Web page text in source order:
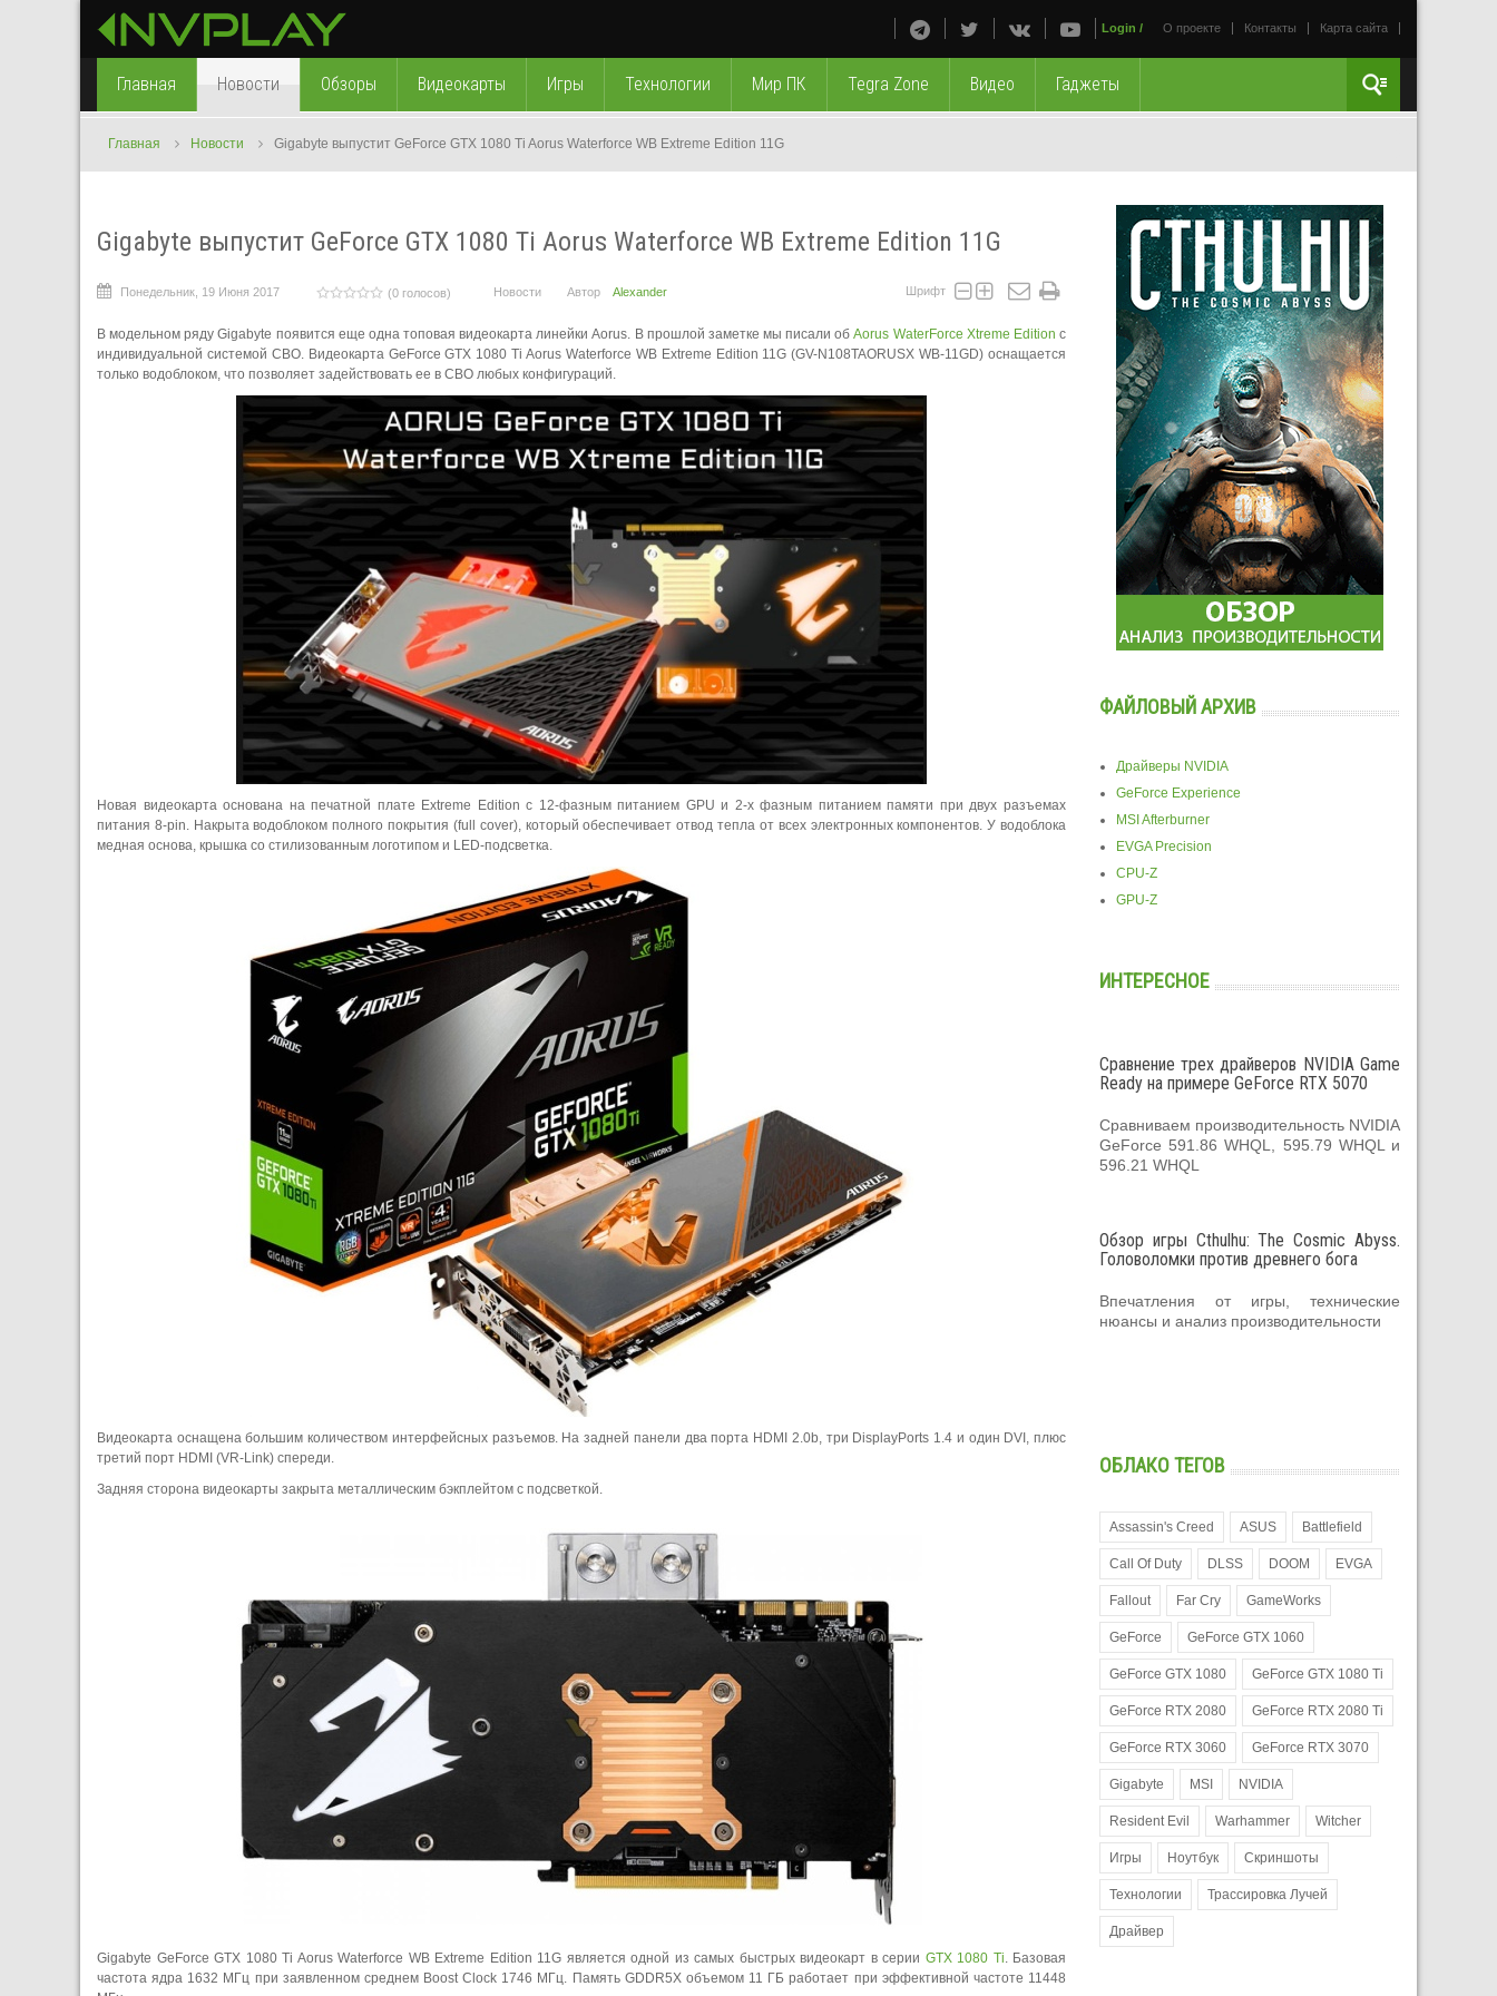
О проекте Контакты Карта сайта
Login /
Главная Новости Обзоры Видеокарты Игры Технологии Мир ПК Tegra Zone Видео Гаджеты
Главная Новости Gigabyte выпустит GeForce GTX 1080 Ti Aorus Waterforce WB Extreme Edition 11G
Gigabyte выпустит GeForce GTX 1080 Ti Aorus Waterforce WB Extreme Edition 11G
Понедельник, 19 Июня 2017 (0 голосов) Новости Автор Alexander Шрифт
В модельном ряду Gigabyte появится еще одна топовая видеокарта линейки Aorus. В прошлой заметке мы писали обAorus WaterForce Xtreme Edition с
индивидуальной системой СВО. Видеокарта GeForce GTX 1080 Ti Aorus Waterforce WB Extreme Edition 11G (GV-N108TAORUSX WB-11GD) оснащается
только водоблоком, что позволяет задействовать ее в СВО любых конфигураций.
Новая видеокарта основана на печатной плате Extreme Edition с 12-фазным питанием GPU и 2-х фазным питанием памяти при двух разъемах
питания 8-pin. Накрыта водоблоком полного покрытия (full cover), который обеспечивает отвод тепла от всех электронных компонентов. У водоблока
медная основа, крышка со стилизованным логотипом и LED-подсветка.
Видеокарта оснащена большим количеством интерфейсных разъемов. На задней панели два порта HDMI 2.0b, три DisplayPorts 1.4 и один DVI, плюс
третий порт HDMI (VR-Link) спереди.
Задняя сторона видеокарты закрыта металлическим бэкплейтом с подсветкой.
Gigabyte GeForce GTX 1080 Ti Aorus Waterforce WB Extreme Edition 11G является одной из самых быстрых видеокарт в серии GTX 1080 Ti. Базовая
частота ядра 1632 МГц при заявленном среднем Boost Clock 1746 МГц. Память GDDR5X объемом 11 ГБ работает при эффективной частоте 11448
ФАЙЛОВЫЙ АРХИВ
Драйверы NVIDIA
GeForce Experience
MSI Afterburner
EVGA Precision
CPU-Z
GPU-Z
ИНТЕРЕСНОЕ
Сравнение трех драйверов NVIDIA Game
Ready на примере GeForce RTX 5070
Сравниваем производительность NVIDIA
GeForce 591.86 WHQL, 595.79 WHQL и
596.21 WHQL
Обзор игры Cthulhu: The Cosmic Abyss.
Головоломки против древнего бога
Впечатления от игры, технические
нюансы и анализ производительности
ОБЛАКО ТЕГОВ
Assassin's Creed ASUS Battlefield
Call Of Duty DLSS DOOM EVGA
Fallout Far Cry GameWorks
GeForce GeForce GTX 1060
GeForce GTX 1080 GeForce GTX 1080 Ti
GeForce RTX 2080 GeForce RTX 2080 Ti
GeForce RTX 3060 GeForce RTX 3070
Gigabyte MSI NVIDIA
Resident Evil Warhammer Witcher
Игры Ноутбук Скриншоты
Технологии Трассировка Лучей
Драйвер